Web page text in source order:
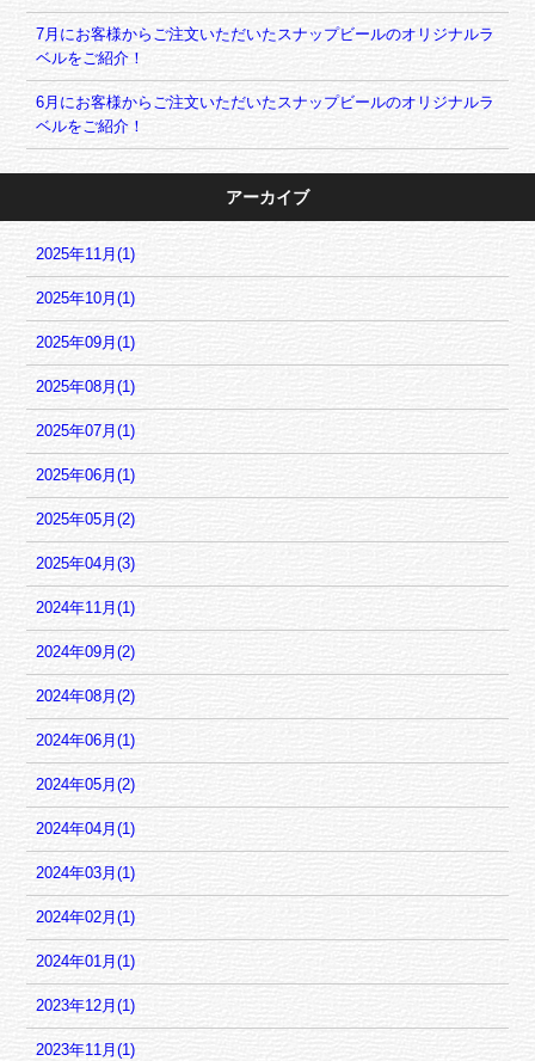
7月にお客様からご注文いただいたスナップビールのオリジナルラ
ベルをご紹介！
6月にお客様からご注文いただいたスナップビールのオリジナルラ
ベルをご紹介！
アーカイブ
2025年11月(1)
2025年10月(1)
2025年09月(1)
2025年08月(1)
2025年07月(1)
2025年06月(1)
2025年05月(2)
2025年04月(3)
2024年11月(1)
2024年09月(2)
2024年08月(2)
2024年06月(1)
2024年05月(2)
2024年04月(1)
2024年03月(1)
2024年02月(1)
2024年01月(1)
2023年12月(1)
2023年11月(1)